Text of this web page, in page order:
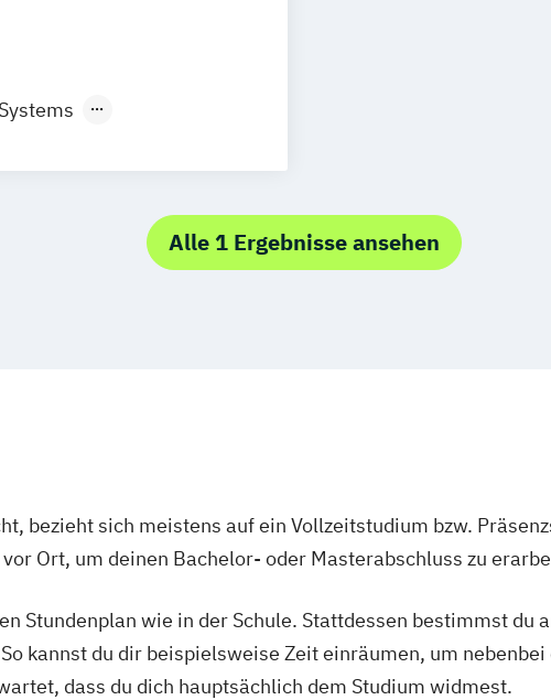
Alle 1 Ergebnisse ansehen
bezieht sich meistens auf ein Vollzeitstudium bzw.
Ort, um deinen Bachelor- oder Masterabschluss zu
Stundenplan wie in der Schule. Stattdessen bestimmst du
kannst du dir beispielsweise Zeit einräumen, um
dass du dich hauptsächlich dem Studium widmest.